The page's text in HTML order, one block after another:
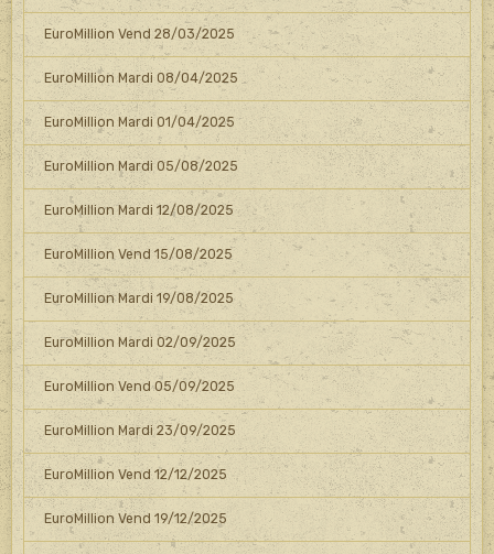
EuroMillion Vend 28/03/2025
EuroMillion Mardi 08/04/2025
EuroMillion Mardi 01/04/2025
EuroMillion Mardi 05/08/2025
EuroMillion Mardi 12/08/2025
EuroMillion Vend 15/08/2025
EuroMillion Mardi 19/08/2025
EuroMillion Mardi 02/09/2025
EuroMillion Vend 05/09/2025
EuroMillion Mardi 23/09/2025
EuroMillion Vend 12/12/2025
EuroMillion Vend 19/12/2025